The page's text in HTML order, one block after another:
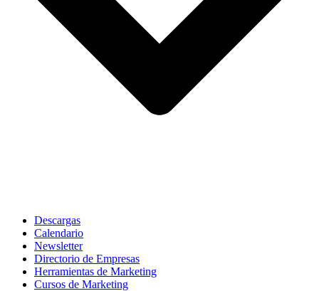
Descargas
Calendario
Newsletter
Directorio de Empresas
Herramientas de Marketing
Cursos de Marketing